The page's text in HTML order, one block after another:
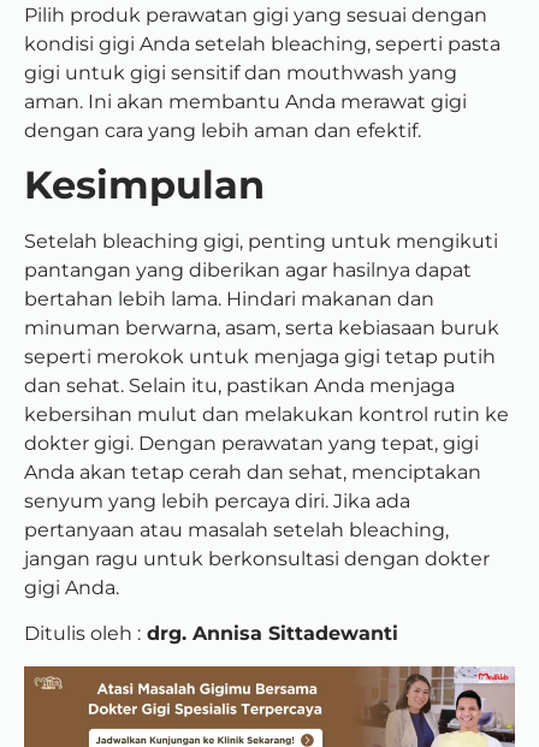
Pilih produk perawatan gigi yang sesuai dengan
kondisi gigi Anda setelah bleaching, seperti pasta
gigi untuk gigi sensitif dan mouthwash yang
aman. Ini akan membantu Anda merawat gigi
dengan cara yang lebih aman dan efektif.
Kesimpulan
Setelah bleaching gigi, penting untuk mengikuti
pantangan yang diberikan agar hasilnya dapat
bertahan lebih lama. Hindari makanan dan
minuman berwarna, asam, serta kebiasaan buruk
seperti merokok untuk menjaga gigi tetap putih
dan sehat. Selain itu, pastikan Anda menjaga
kebersihan mulut dan melakukan kontrol rutin ke
dokter gigi. Dengan perawatan yang tepat, gigi
Anda akan tetap cerah dan sehat, menciptakan
senyum yang lebih percaya diri. Jika ada
pertanyaan atau masalah setelah bleaching,
jangan ragu untuk berkonsultasi dengan dokter
gigi Anda.
Ditulis oleh : drg. Annisa Sittadewanti